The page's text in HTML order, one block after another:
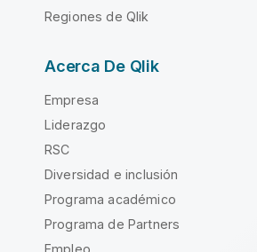
Regiones de Qlik
Acerca De Qlik
Empresa
Liderazgo
RSC
Diversidad e inclusión
Programa académico
Programa de Partners
Empleo